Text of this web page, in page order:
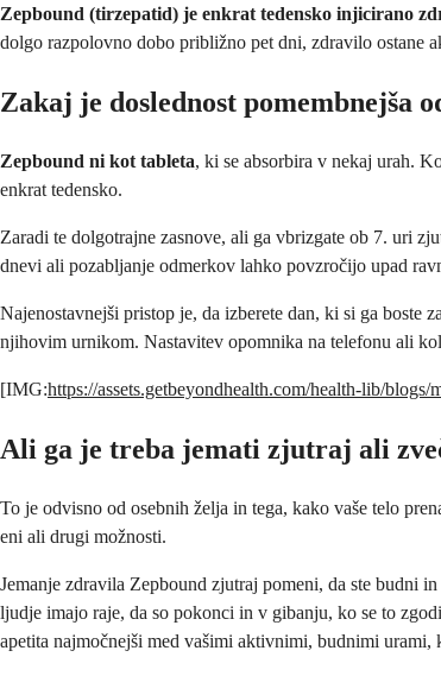
Zepbound (tirzepatid) je enkrat tedensko injicirano
dolgo razpolovno dobo približno pet dni, zdravilo ostane
Zakaj je doslednost pomembnejša
Zepbound ni kot tableta, ki se absorbira v nekaj urah.
enkrat tedensko.
Zaradi te dolgotrajne zasnove, ali ga vbrizgate ob 7. uri
dnevi ali pozabljanje odmerkov lahko povzročijo upad
Najenostavnejši pristop je, da izberete dan, ki si ga
njihovim urnikom. Nastavitev opomnika na telefonu ali
[IMG:https://assets.getbeyondhealth.com/health-lib/
Ali ga je treba jemati zjutraj ali
To je odvisno od osebnih želja in tega, kako vaše telo
eni ali drugi možnosti.
Jemanje zdravila Zepbound zjutraj pomeni, da ste budni
ljudje imajo raje, da so pokonci in v gibanju, ko se to
apetita najmočnejši med vašimi aktivnimi, budnimi urami,